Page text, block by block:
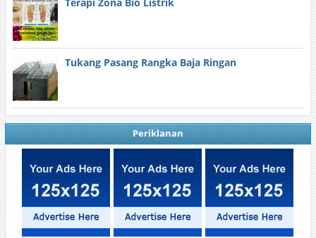
Tukang Pasang Rangka Baja Ringan
Periklanan